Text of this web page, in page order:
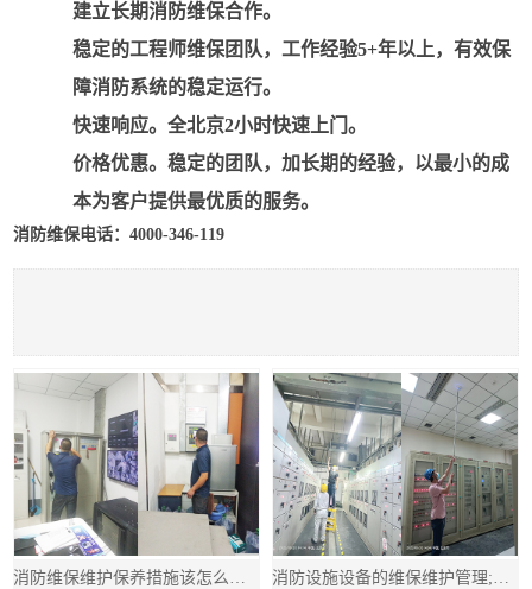
建立长期消防维保合作。
稳定的工程师维保团队，工作经验5+年以上，有效保
障消防系统的稳定运行。
快速响应。全北京2小时快速上门。
价格优惠。稳定的团队，加长期的经验，以最小的成
本为客户提供最优质的服务。
消防维保电话：4000-346-119
消防维保维护保养措施该怎么做呢?消防维保维护保养流程 消防设施设备的维保维护管理;消防设施设备的维保维护管理规定